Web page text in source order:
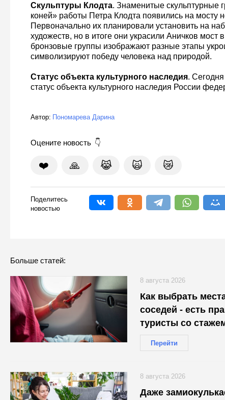
Скульптуры Клодта. Знаменитые скульптурные
коней» работы Петра Клодта появились на мосту
Первоначально их планировали установить на
художеств, но в итоге они украсили Аничков мост
бронзовые группы изображают разные этапы
символизируют победу человека над природой.
Статус объекта культурного наследия.
статус объекта культурного наследия России
Автор: Пономарева Дарина
Оцените новость
❤️ 🙏 😹 🙀 😿
Поделитесь
новостью
Больше статей:
Как выбрать
соседей - есть
туристы со
Перейти
8 августа 2026
Даже
8 августа 2026